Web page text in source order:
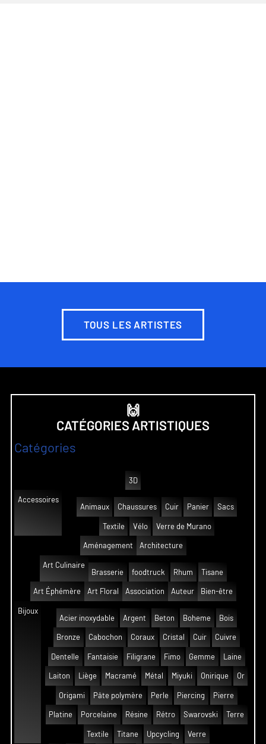
TOUS LES ARTISTES
🙌
CATÉGORIES ARTISTIQUES
Catégories
3D
Accessoires
Animaux
Chaussures Cuir Panier Sacs
Textile Vélo Verre de Murano
Aménagement Architecture
Art Culinaire
Brasserie
foodtruck Rhum Tisane
Art Éphémère Art Floral Association Auteur Bien-être
Bijoux
Acier inoxydable
Argent Beton Boheme Bois
Bronze Cabochon Coraux Cristal Cuir Cuivre
Dentelle Fantaisie Filigrane Fimo Gemme Laine
Laiton Liège Macramé Métal Miyuki Onirique Or
Origami Pâte polymère Perle Piercing Pierre
Platine Porcelaine Résine Rétro Swarovski Terre
Textile Titane Upcycling Verre